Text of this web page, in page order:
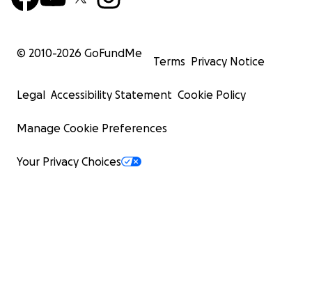
© 2010-2026 GoFundMe
Terms Privacy Notice
Legal Accessibility Statement Cookie Policy
Manage Cookie Preferences
Your Privacy Choices